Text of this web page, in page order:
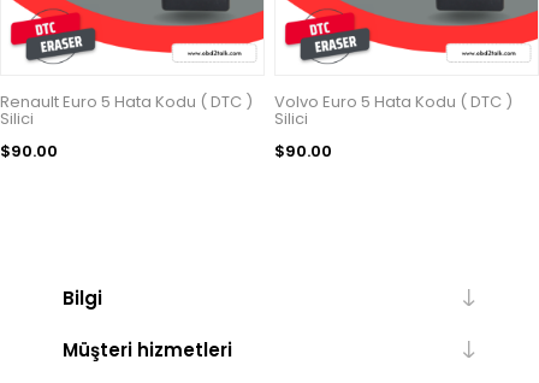
Renault Euro 5 Hata Kodu ( DTC )
Silici
$90.00
Volvo Euro 5 Hata Kodu ( DTC )
Silici
$90.00
Bilgi
Müşteri hizmetleri